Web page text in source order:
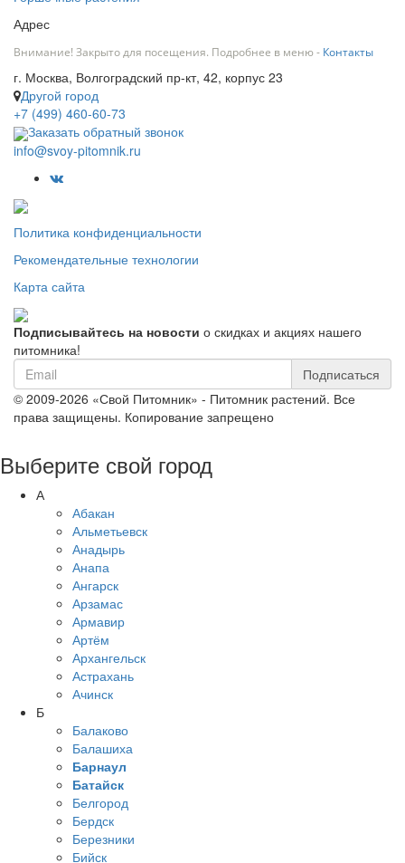
Адрес
Внимание! Закрыто для посещения. Подробнее в меню - Контакты
г. Москва, Волгоградский пр-кт, 42, корпус 23
Другой город
+7 (499) 460-60-73
Заказать обратный звонок
info@svoy-pitomnik.ru
Политика конфиденциальности
Рекомендательные технологии
Карта сайта
Подписывайтесь на новости о скидках и акциях нашего
питомника!
Подписаться
© 2009-2026 «Свой Питомник» - Питомник растений. Все
права защищены. Копирование запрещено
Выберите свой город
А
Абакан
Альметьевск
Анадырь
Анапа
Ангарск
Арзамас
Армавир
Артём
Архангельск
Астрахань
Ачинск
Б
Балаково
Балашиха
Барнаул
Батайск
Белгород
Бердск
Березники
Бийск